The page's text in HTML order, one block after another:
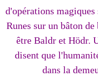
d'opérations magiques
Runes sur un bâton
être Baldr et Hödr.
disent que
dans la